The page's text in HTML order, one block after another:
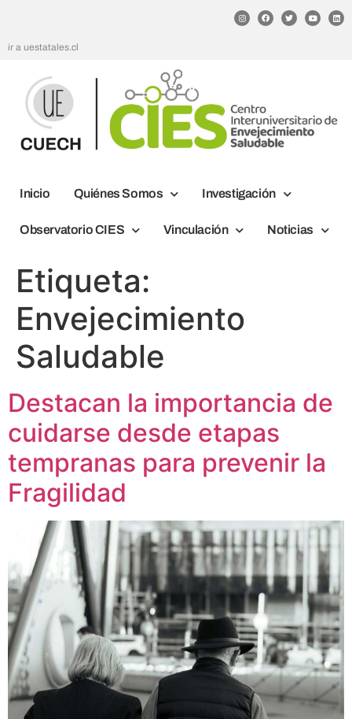
ir a uestatales.cl
Inicio Quiénes Somos Investigación
Observatorio CIES Vinculación Noticias
Etiqueta:
Envejecimiento
Saludable
Destacan la importancia de
cuidarse desde etapas
tempranas para prevenir la
Fragilidad